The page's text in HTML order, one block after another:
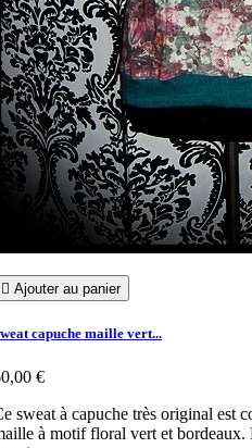
 Ajouter au panier
capuche maille vert...
€
sweat à capuche très original est
à motif floral vert et bordeaux.